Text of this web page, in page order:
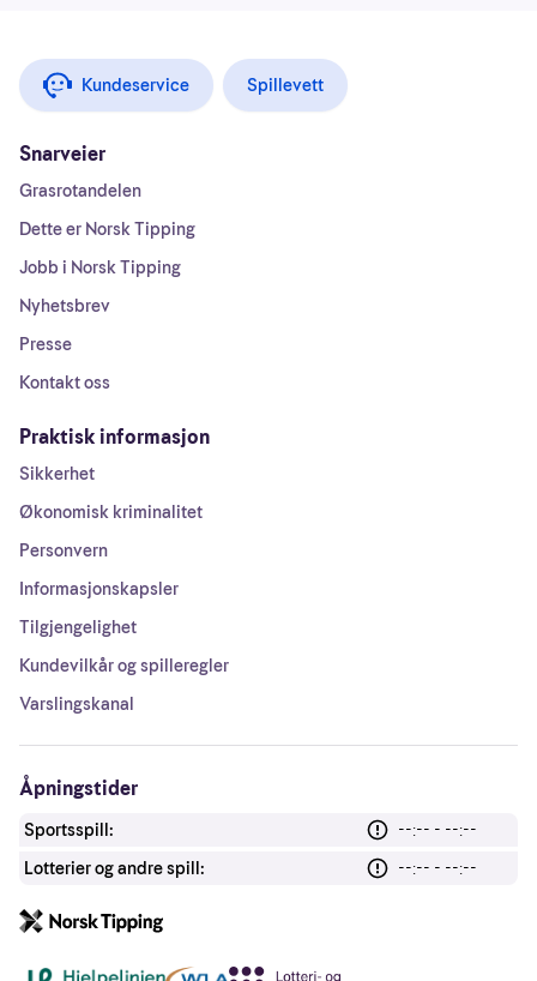
Kundeservice Spillevett
Snarveier
Grasrotandelen
Dette er Norsk Tipping
Jobb i Norsk Tipping
Nyhetsbrev
Presse
Kontakt oss
Praktisk informasjon
Sikkerhet
Økonomisk kriminalitet
Personvern
Informasjonskapsler
Tilgjengelighet
Kundevilkår og spilleregler
Varslingskanal
Åpningstider
Sportsspill:
--:-- - --:--
Lotterier og andre spill:
--:-- - --:--